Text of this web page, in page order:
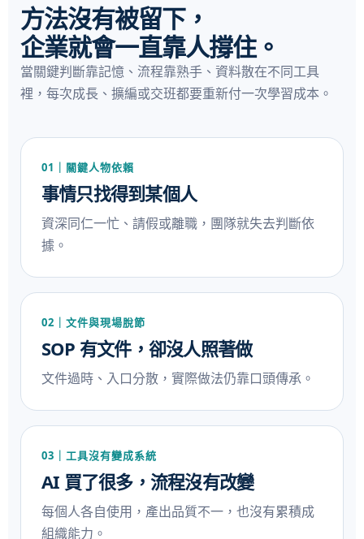
方法沒有被留下，
企業就會一直靠人撐住。
當關鍵判斷靠記憶、流程靠熟手、資料散在不同工具
裡，每次成長、擴編或交班都要重新付一次學習成本。
01｜關鍵人物依賴
事情只找得到某個人
資深同仁一忙、請假或離職，團隊就失去判斷依
據。
02｜文件與現場脫節
SOP 有文件，卻沒人照著做
文件過時、入口分散，實際做法仍靠口頭傳承。
03｜工具沒有變成系統
AI 買了很多，流程沒有改變
每個人各自使用，產出品質不一，也沒有累積成
組織能力。